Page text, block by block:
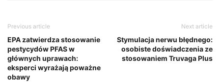
Previous article
EPA zatwierdza stosowanie
pestycydów PFAS w
głównych uprawach:
eksperci wyrażają poważne
obawy
Next article
Stymulacja nerwu błędnego:
osobiste doświadczenia ze
stosowaniem Truvaga Plus